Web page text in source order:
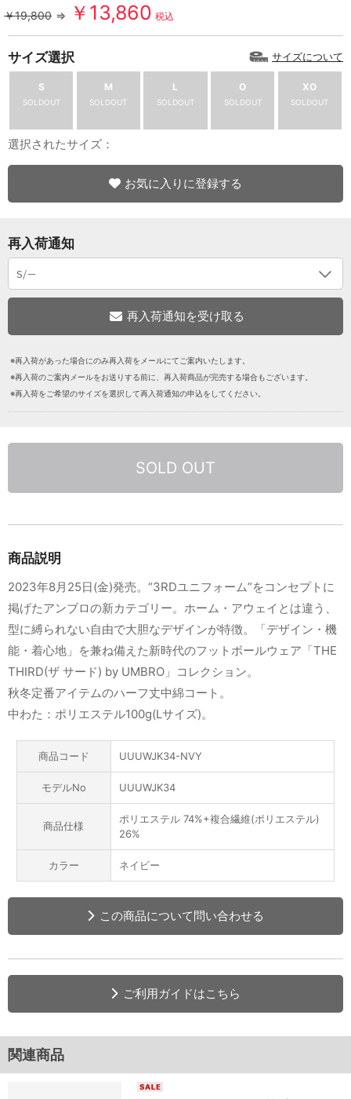
￥19,800 ⇒ ￥13,860 税込
サイズ選択 サイズについて
S
SOLDOUT
M
SOLDOUT
L
SOLDOUT
O
SOLDOUT
XO
SOLDOUT
選択されたサイズ：
お気に入りに登録する
再入荷通知
※再入荷があった場合にのみ再入荷をメールにてご案内いたします。
※再入荷のご案内メールをお送りする前に、再入荷商品が完売する場合もございます。
※再入荷をご希望のサイズを選択して再入荷通知の申込をしてください。
SOLD OUT
商品説明
2023年8月25日(金)発売。“3RDユニフォーム”をコンセプトに
掲げたアンブロの新カテゴリー。ホーム・アウェイとは違う、
型に縛られない自由で大胆なデザインが特徴。「デザイン・機
能・着心地」を兼ね備えた新時代のフットボールウェア「THE
THIRD(ザ サード) by UMBRO」コレクション。
秋冬定番アイテムのハーフ丈中綿コート。
中わた：ポリエステル100g(Lサイズ)。
商品コード UUUWJK34-NVY
モデルNo UUUWJK34
商品仕様
ポリエステル 74%+複合繊維(ポリエステル)
26%
カラー ネイビー
この商品について問い合わせる
ご利用ガイドはこちら
関連商品